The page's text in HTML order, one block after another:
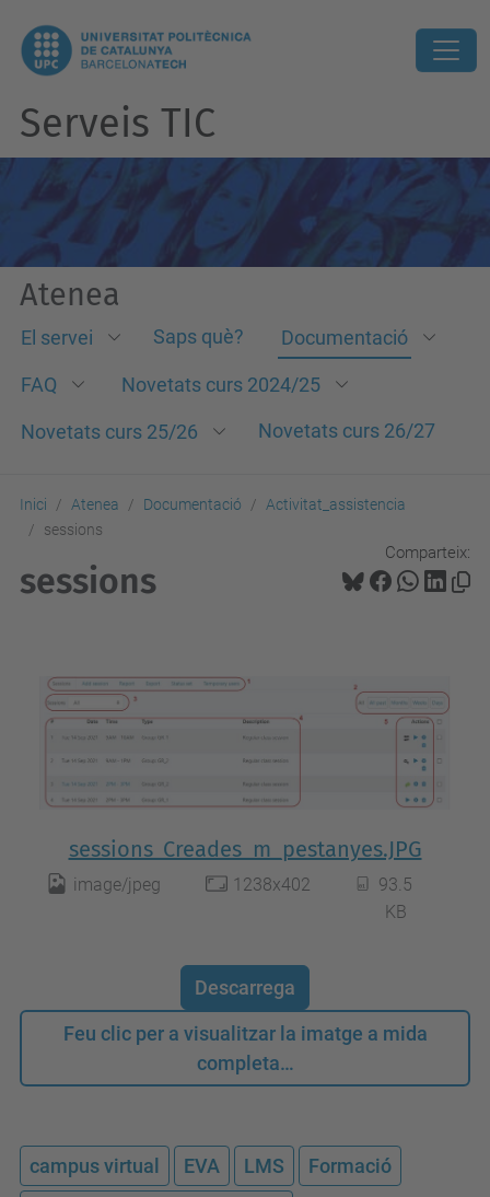
Serveis TIC
Atenea
El servei Saps què? Documentació
FAQ Novetats curs 2024/25
Novetats curs 25/26 Novetats curs 26/27
Inici Atenea Documentació
Activitat_assistencia
sessions
Comparteix:
sessions
sessions_Creades_m_pestanyes.JPG
image/jpeg 1238x402
93.5
KB
Descarrega
Feu clic per a visualitzar la imatge a mida
completa…
campus virtual EVA LMS
Formació